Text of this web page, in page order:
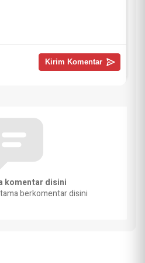
komentar disini
berkomentar disini